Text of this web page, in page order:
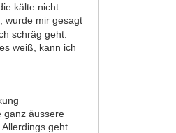
kälte nicht
wurde mir gesagt
schräg geht.
weiß, kann ich
ganz äussere
geht